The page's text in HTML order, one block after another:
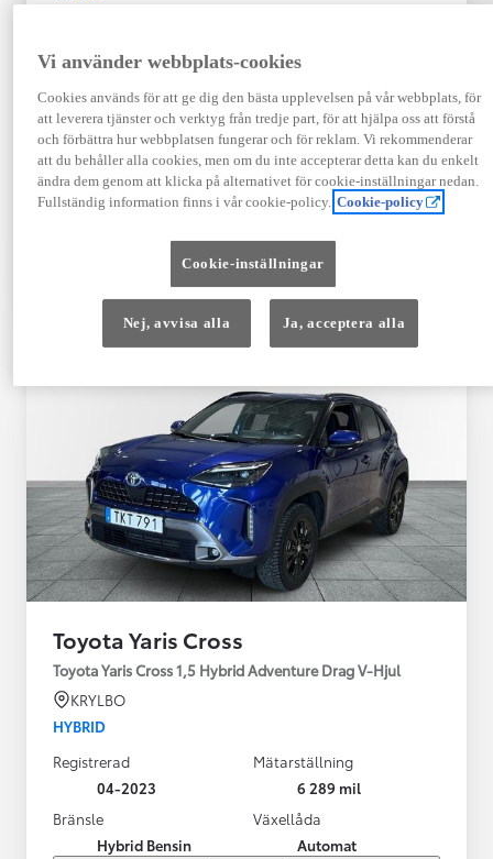
09-2023
Hybrid Bensin
Automat
Visa mer
409 900 kr
Från 4 920 kr/mån
Kontakta återförsäljare
Toyota Yaris Cross
Toyota Yaris Cross 1,5 Hybrid Adventure Drag V-Hjul
KRYLBO
HYBRID
Registrerad
04-2023
Mätarställning
6 289 mil
Bränsle
Hybrid Bensin
Växellåda
Automat
Vi använder webbplats-cookies
Cookies används för att ge dig den bästa upplevelsen på vår webbplats, för
att leverera tjänster och verktyg från tredje part, för att hjälpa oss att förstå
och förbättra hur webbplatsen fungerar och för reklam. Vi rekommenderar
att du behåller alla cookies, men om du inte accepterar detta kan du enkelt
ändra dem genom att klicka på alternativet för cookie-inställningar nedan.
Fullständig information finns i vår cookie-policy. Cookie-policy
Cookie-inställningar
Nej, avvisa alla Ja, acceptera alla